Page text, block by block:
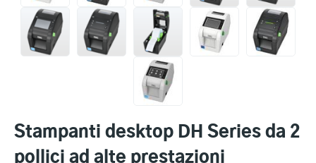
Stampanti desktop DH Series da 2
pollici ad alte prestazioni